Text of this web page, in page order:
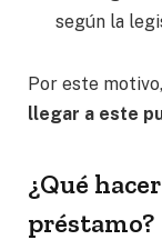
según la
Por este motivo,
llegar a este
¿Qué
préstamo?